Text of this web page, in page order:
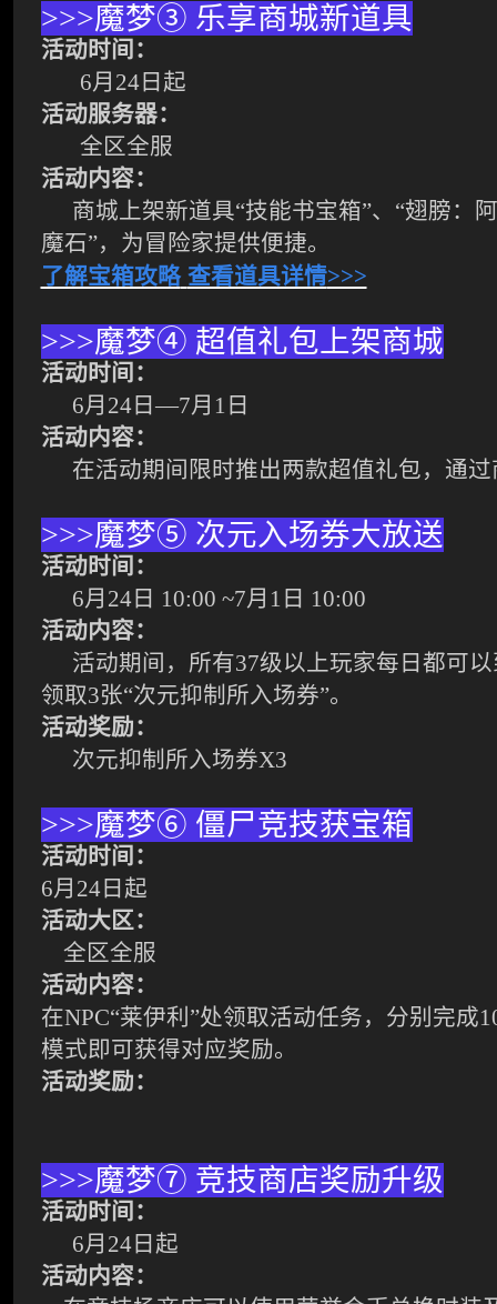
>>>魔梦③ 乐享商城新道具
活动时间：
6月 24日起
活动服务器：
全区全服
活动内容：
商城上架新道具“技能书宝箱”、 “翅膀：
魔石”，为冒险家提供便捷。
了解宝箱攻略 查看道具详情>>>
>>>魔梦④ 超值礼包上架商城
活动时间：
6月 24日—7月 1 日
活动内容：
在活动期间限时推出两款超值礼包，通
>>>魔梦⑤ 次元入场券大放送
活动时间：
6月 24日 10:00 ~7月 1 日 10:00
活动内容：
活动期间，所有37级以上玩家每日都可
领取3张“次元抑制所入场券”。
活动奖励：
次元抑制所入场券X3
>>>魔梦⑥ 僵尸竞技获宝箱
活动时间：
6月 24日起
活动大区：
全区全服
活动内容：
在NPC“莱伊利 ”处领取活动任务，分别完成
模式即可获得对应奖励。
活动奖励：
>>>魔梦⑦ 竞技商店奖励升级
活动时间：
6月 24日起
活动内容：